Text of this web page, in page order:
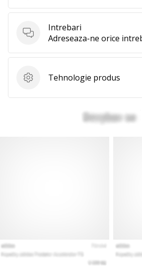
Intrebari
Intrebari
Adreseaza-ne orice
Tehnologie produs
Tehnologie produs